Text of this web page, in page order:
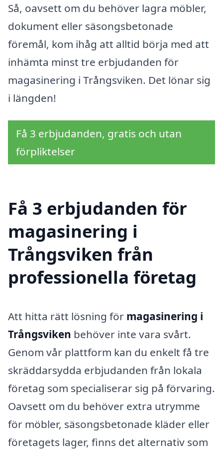
Så, oavsett om du behöver lagra möbler,
dokument eller säsongsbetonade
föremål, kom ihåg att alltid börja med att
inhämta minst tre erbjudanden för
magasinering i Trångsviken. Det lönar sig
i längden!
Få 3 erbjudanden, gratis och utan
förpliktelser
Få 3 erbjudanden för
magasinering i
Trångsviken från
professionella företag
Att hitta rätt lösning för magasinering i
Trångsviken behöver inte vara svårt.
Genom vår plattform kan du enkelt få tre
skräddarsydda erbjudanden från lokala
företag som specialiserar sig på förvaring.
Oavsett om du behöver extra utrymme
för möbler, säsongsbetonade kläder eller
företagets lager, finns det alternativ som